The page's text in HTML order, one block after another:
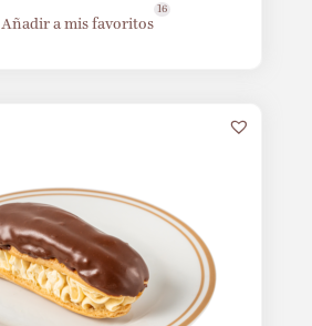
Añadir a mis favoritos
16